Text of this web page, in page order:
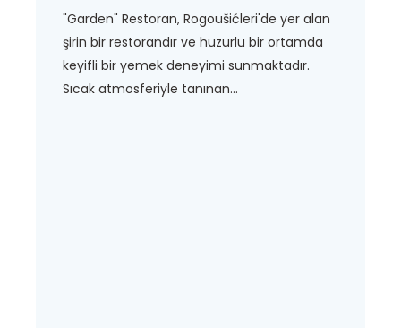
"Garden" Restoran, Rogoušićleri'de yer alan
şirin bir restorandır ve huzurlu bir ortamda
keyifli bir yemek deneyimi sunmaktadır.
Sıcak atmosferiyle tanınan...